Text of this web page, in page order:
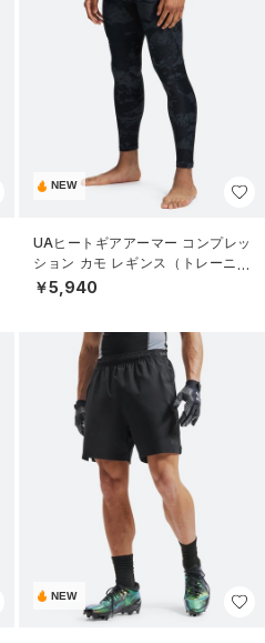
NEW
UAヒートギアアーマー コンプレッ
ション カモ レギンス（トレーニン
グ/MEN）
￥5,940
NEW